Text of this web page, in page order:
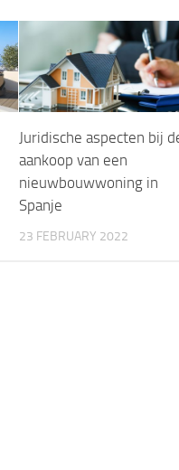
Juridische aspecten bij
aankoop van een
nieuwbouwwoning in
Spanje
23 FEBRUARY 2022